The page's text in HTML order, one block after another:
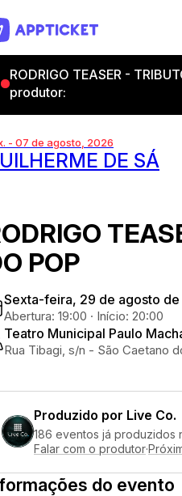
RODRIGO TEASER -
produtor:
- 07 de agosto, 2026
DE SÁ
POP
Sexta-feira, 29 de agosto
Abertura: 19:00 · Início: 20:00
Teatro Municipal Paulo
Rua Tibagi, s/n - São Caetano
Produzido por Live Co.
186 eventos já produzidos
Falar com o produtor·
do evento